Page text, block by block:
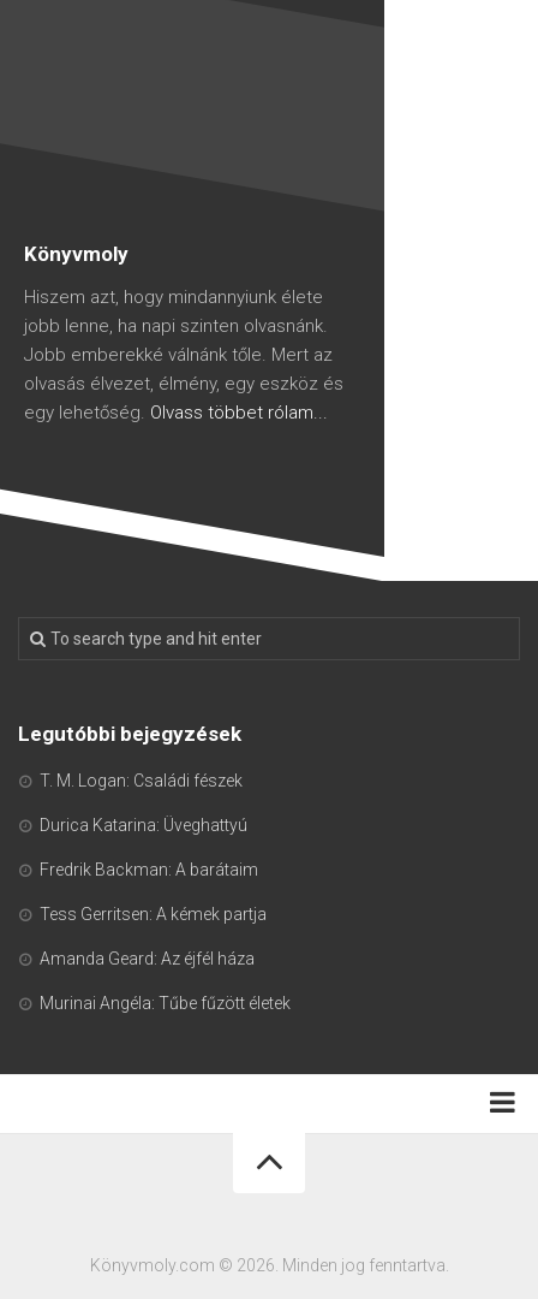
Könyvmoly
Hiszem azt, hogy mindannyiunk élete
jobb lenne, ha napi szinten olvasnánk.
Jobb emberekké válnánk tőle. Mert az
olvasás élvezet, élmény, egy eszköz és
egy lehetőség. Olvass többet rólam...
Legutóbbi bejegyzések
T. M. Logan: Családi fészek
Durica Katarina: Üveghattyú
Fredrik Backman: A barátaim
Tess Gerritsen: A kémek partja
Amanda Geard: Az éjfél háza
Murinai Angéla: Tűbe fűzött életek
Könyvmoly.com © 2026. Minden jog fenntartva.